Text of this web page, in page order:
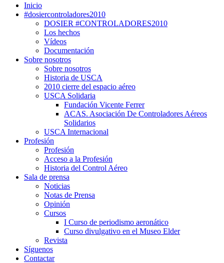
Inicio
#dosiercontroladores2010
DOSIER #CONTROLADORES2010
Los hechos
Vídeos
Documentación
Sobre nosotros
Sobre nosotros
Historia de USCA
2010 cierre del espacio aéreo
USCA Solidaria
Fundación Vicente Ferrer
ACAS. Asociación De Controladores Aéreos
Solidarios
USCA Internacional
Profesión
Profesión
Acceso a la Profesión
Historia del Control Aéreo
Sala de prensa
Noticias
Notas de Prensa
Opinión
Cursos
I Curso de periodismo aeronático
Curso divulgativo en el Museo Elder
Revista
Síguenos
Contactar